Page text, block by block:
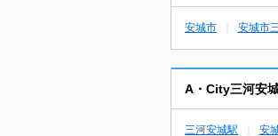
安城市 安城市
A・City三河安
三河安城駅 安